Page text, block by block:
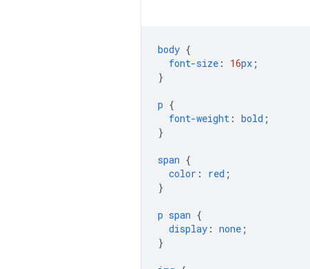
body {
font-size : 16px ;
}
p {
font-weight : bold ;
}
span {
color : red ;
}
p span {
display : none ;
}